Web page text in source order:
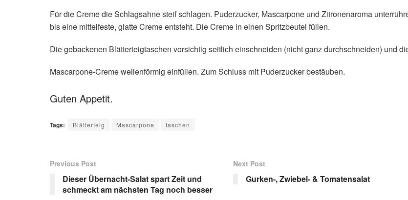
Für die Creme die Schlagsahne steif schlagen. Puderzucker, Mascarpone und Zitronenaroma
bis eine mittelfeste, glatte Creme entsteht. Die Creme in einen Spritzbeutel füllen.
Die gebackenen Blätterteigtaschen vorsichtig seitlich einschneiden (nicht ganz durchschneiden) und
Mascarpone-Creme wellenförmig einfüllen. Zum Schluss mit Puderzucker bestäuben.
Guten Appetit.
Tags: Blätterteig Mascarpone taschen
Previous Post
Dieser Übernacht-Salat spart Zeit und
schmeckt am nächsten Tag noch besser
Next Post
Gurken-, Zwiebel- & Tomatensalat